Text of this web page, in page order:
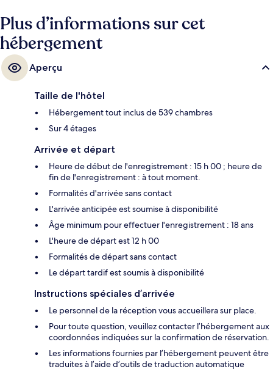
Plus d’informations sur cet
hébergement
Aperçu
Taille de l'hôtel
Hébergement tout inclus de 539 chambres
Sur 4 étages
Arrivée et départ
Heure de début de l'enregistrement : 15 h 00 ; heure de
fin de l'enregistrement : à tout moment.
Formalités d'arrivée sans contact
L'arrivée anticipée est soumise à disponibilité
Âge minimum pour effectuer l'enregistrement : 18 ans
L'heure de départ est 12 h 00
Formalités de départ sans contact
Le départ tardif est soumis à disponibilité
Instructions spéciales d’arrivée
Le personnel de la réception vous accueillera sur place.
Pour toute question, veuillez contacter l’hébergement aux
coordonnées indiquées sur la confirmation de réservation.
Les informations fournies par l’hébergement peuvent être
traduites à l’aide d’outils de traduction automatique